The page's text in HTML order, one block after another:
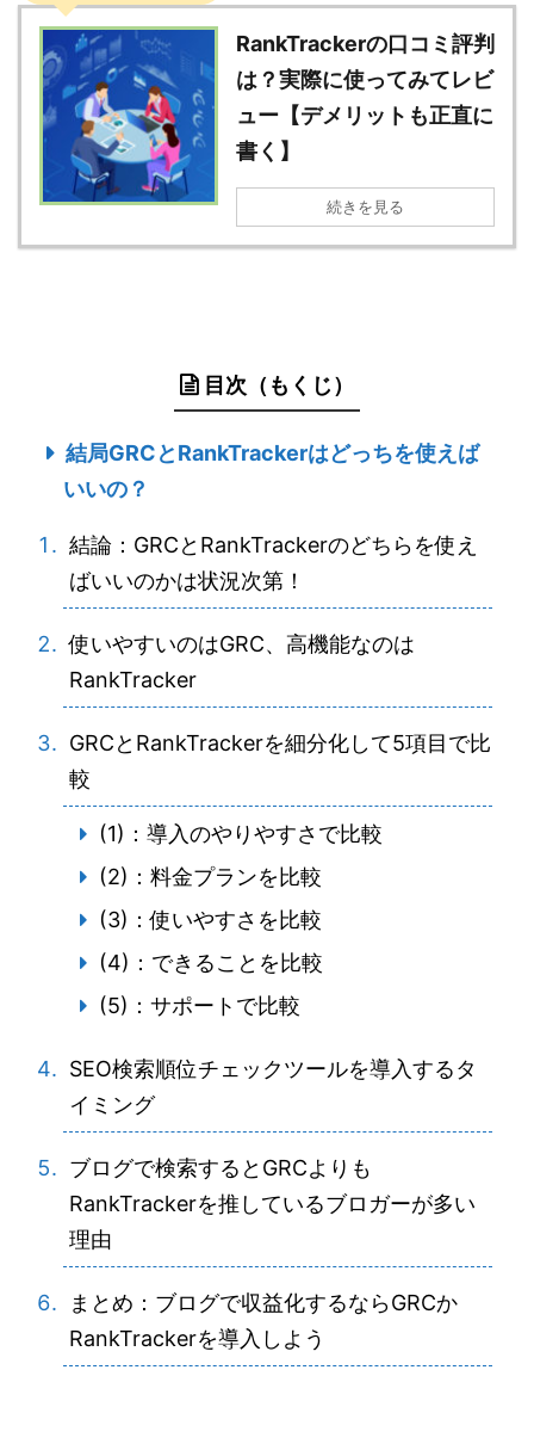
RankTrackerの口コミ評判
は？実際に使ってみてレビ
ュー【デメリットも正直に
書く】
続きを見る
目次（もくじ）
結局GRCとRankTrackerはどっちを使えば
いいの？
結論：GRCとRankTrackerのどちらを使え
ばいいのかは状況次第！
使いやすいのはGRC、高機能なのは
RankTracker
GRCとRankTrackerを細分化して5項目で比
較
(1)：導入のやりやすさで比較
(2)：料金プランを比較
(3)：使いやすさを比較
(4)：できることを比較
(5)：サポートで比較
SEO検索順位チェックツールを導入するタ
イミング
ブログで検索するとGRCよりも
RankTrackerを推しているブロガーが多い
理由
まとめ：ブログで収益化するならGRCか
RankTrackerを導入しよう